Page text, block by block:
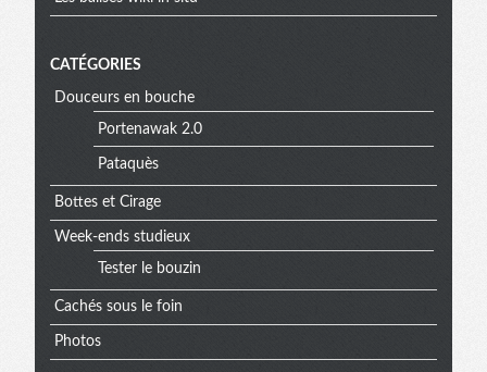
CATÉGORIES
Douceurs en bouche
Portenawak 2.0
Pataquès
Bottes et Cirage
Week-ends studieux
Tester le bouzin
Cachés sous le foin
Photos